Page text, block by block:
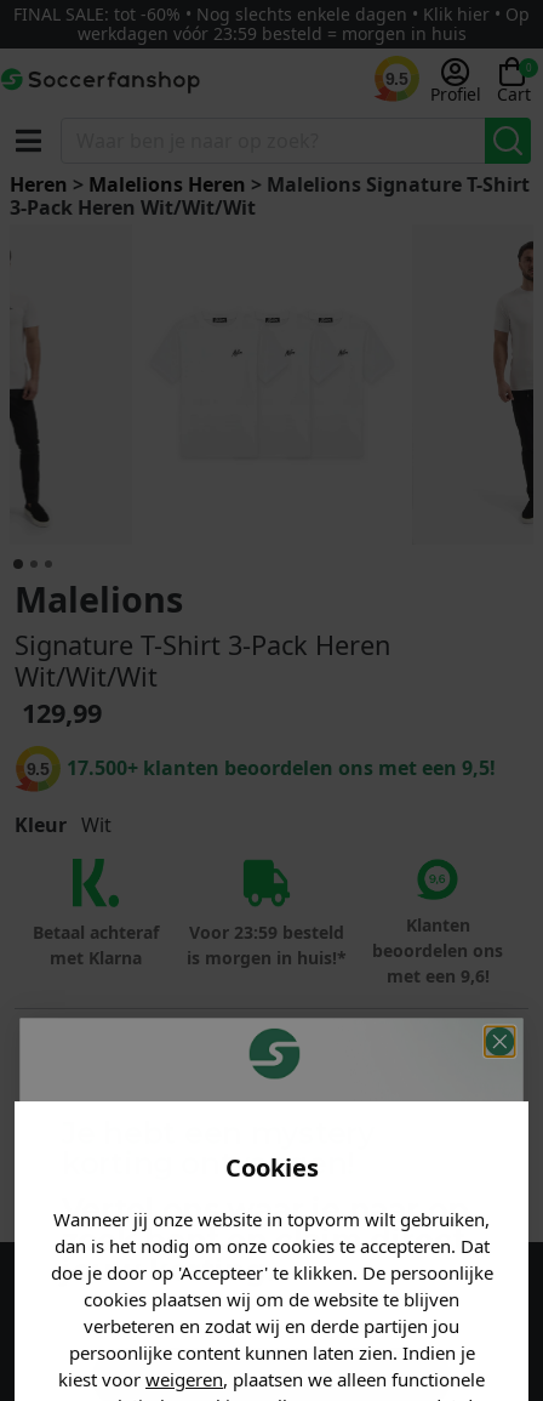
Cookies
Wanneer jij onze website in topvorm wilt gebruiken,
dan is het nodig om onze cookies te accepteren. Dat
doe je door op 'Accepteer' te klikken. De persoonlijke
cookies plaatsen wij om de website te blijven
verbeteren en zodat wij en derde partijen jou
persoonlijke content kunnen laten zien. Indien je
kiest voor weigeren, plaatsen we alleen functionele
FINAL SALE: tot -60% • Nog slechts enkele dagen • Klik hier • Op
werkdagen vóór 23:59 besteld = morgen in huis
9.5
Profiel
0
Cart
Heren > Malelions Heren > Malelions Signature T-Shirt
3-Pack Heren Wit/Wit/Wit
Malelions
Signature T-Shirt 3-Pack Heren
Wit/Wit/Wit
129,99
9.5 17.500+ klanten beoordelen ons met een 9,5!
Kleur Wit
Betaal achteraf
met Klarna
Voor 23:59 besteld
is morgen in huis!*
Klanten
beoordelen ons
met een 9,6!
PRODUCTINFORMATIE
MATERIAAL & WASVOORSCHRIFT
ANDERE BESTELDEN OOK
Maak een account aan en ontvang 5%
korting op je eerste bestelling!
korting ontvangen!
Vertel ons waar je naar op
zoek bent en claim direct
jouwkorting.
Heren kleding